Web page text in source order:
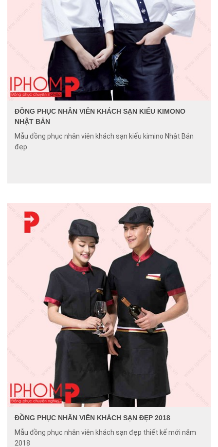
ĐỒNG PHỤC NHÂN VIÊN KHÁCH SẠN KIỂU KIMONO
NHẬT BẢN
Mẫu đồng phục nhân viên khách sạn kiểu kimino Nhật Bản
đẹp
ĐỒNG PHỤC NHÂN VIÊN KHÁCH SẠN ĐẸP 2018
Mẫu đồng phục nhân viên khách sạn đẹp thiết kế mới năm
2018